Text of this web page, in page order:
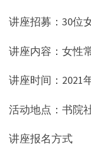
讲座招募：30位
讲座内容：女性
讲座时间：2021
活动地点：书院
讲座报名方式